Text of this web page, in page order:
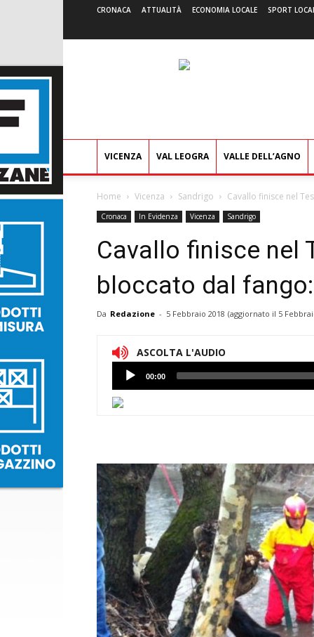
CRONACA ATTUALITÀ ECONOMIA LOCALE SPORT
VICENZA VAL LEOGRA VALLE DELL’AGNO
Home Vicenza Sandrigo Cavallo finisce nel
Cronaca In Evidenza Vicenza Sandrigo
Cavallo finisce nel
bloccato dal
Da Redazione - 5 Febbraio 2018 (aggiornato il 5
ASCOLTA L'AUDIO
Lettore
Audio
00:00